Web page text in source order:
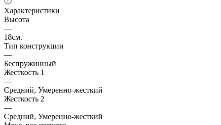
Характеристики
Высота
—
18см.
Тип конструкции
—
Беспружинный
Жесткость 1
—
Средний, Умеренно-жесткий
Жесткость 2
—
Средний, Умеренно-жесткий